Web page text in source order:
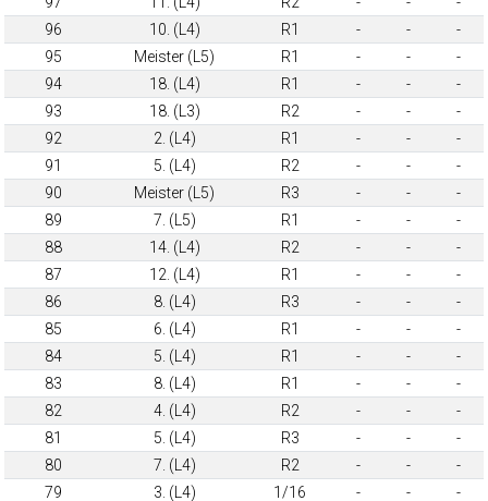
96
10. (L4) R1 - -
-
95
Meister (L5) R1 - -
-
94
18. (L4) R1 - -
-
93
18. (L3) R2 - -
-
92
2. (L4) R1 - -
-
91
5. (L4) R2 - -
-
90
Meister (L5) R3 - -
-
89
7. (L5) R1 - -
-
88
14. (L4) R2 - -
-
87
12. (L4) R1 - -
-
86
8. (L4) R3 - -
-
85
6. (L4) R1 - -
-
84
5. (L4) R1 - -
-
83
8. (L4) R1 - -
-
82
4. (L4) R2 - -
-
81
5. (L4) R3 - -
-
80
7. (L4) R2 - -
-
79
3. (L4) 1/16 - -
-